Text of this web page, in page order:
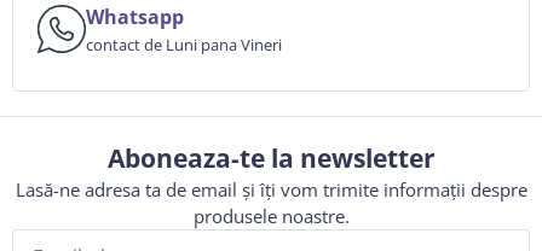
Whatsapp
contact de Luni pana Vineri
Aboneaza-te la newsletter
Lasă-ne adresa ta de email și îți vom trimite informații despre
produsele noastre.